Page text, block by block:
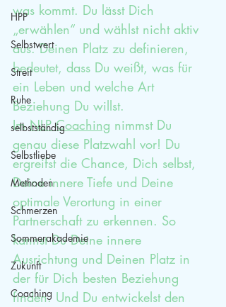
HPP
Selbstwert
Streit
Ruhe
selbstständig
Selbstliebe
Methoden
Schmerzen
Sommerakademie
Zukunft
Coaching
was kommt. Du lässt Dich
„erwählen“ und wählst nicht aktiv
aus. Deinen Platz zu definieren,
bedeutet, dass Du weißt, was für
ein Leben und welche Art
Beziehung Du willst.
Im NLP Coaching nimmst Du
genau diese Platzwahl vor! Du
ergreifst die Chance, Dich selbst,
Deine innere Tiefe und Deine
optimale Verortung in einer
Partnerschaft zu erkennen. So
kannst Du Deine innere
Ausrichtung und Deinen Platz in
der für Dich besten Beziehung
finden. Und Du entwickelst den